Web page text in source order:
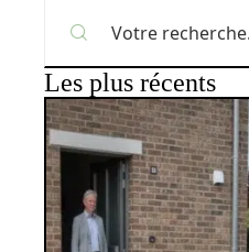
Les plus récents